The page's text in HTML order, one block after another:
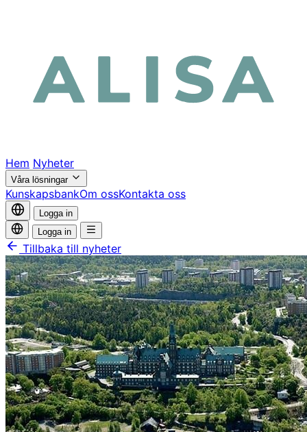
Hem Nyheter
Våra lösningar
KunskapsbankOm ossKontakta oss
Logga in
Logga in
Tillbaka till nyheter